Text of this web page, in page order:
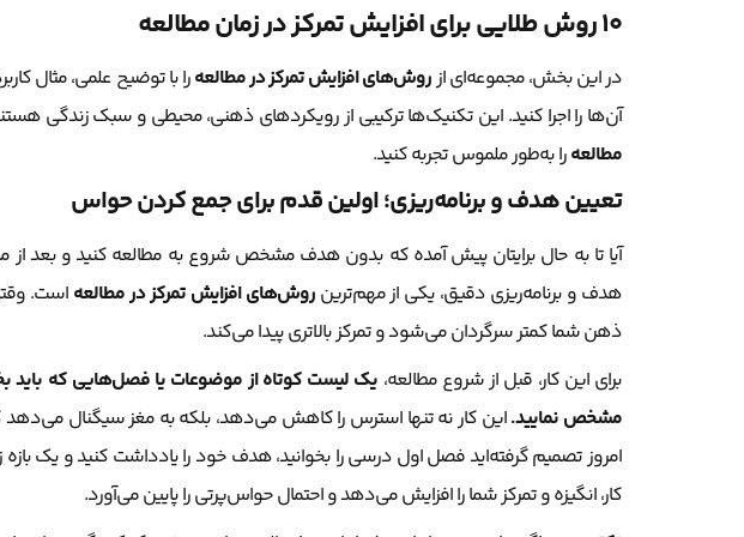
۱۰ روش طلایی برای افزایش تمرکز در زمان مطالعه
در این بخش، مجموعه‌ای ازروش‌های افزایش تمرکز در مطالعهرا با توضیح علمی، مثال
آن‌ها را اجرا کنید. این تکنیک‌ها ترکیبی از رویکردهای ذهنی، محیطی و سبک زندگی
مطالعهرا به‌طور ملموس تجربه کنید.
تعیین هدف و برنامه‌ریزی؛ اولین قدم برای جمع کردن حواس
آیا تا به حال برایتان پیش آمده که بدون هدف مشخص شروع به مطالعه کنید و بعد از
هدف و برنامه‌ریزی دقیق، یکی از مهم‌ترینروش‌های افزایش تمرکز در مطالعه است.
ذهن شما کمتر سرگردان می‌شود و تمرکز بالاتری پیدا می‌کند.
برای این کار، قبل از شروع مطالعه، یک لیست کوتاه از موضوعات یا فصل‌هایی که باید
مشخص نمایید.این کار نه تنها استرس را کاهش می‌دهد، بلکه به مغز سیگنال می‌دهد
کار، انگیزه و تمرکز شما را افزایش می‌دهد و احتمال حواس‌پرتی را پایین می‌آورد.